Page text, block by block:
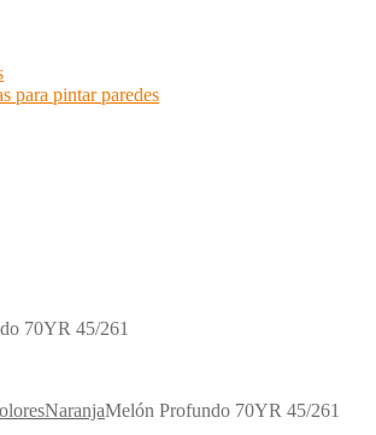
para pintar paredes
70YR 45/261
NaranjaMelón Profundo 70YR 45/261